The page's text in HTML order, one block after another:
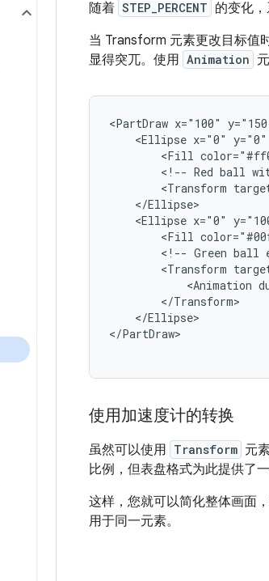
随着 STEP_PERCENT 的变化
当 Transform 元素更改目标值
显得突兀。使用 Animation
<PartDraw x="100"
<Ellipse x="0" y="0"
<Fill
<!-- Red ball
<Transform
<Ellipse x="0"
<Fill
<!-- Green ball
<Transform
<Animation
</Ellipse>
</PartDraw>
使用加速度计的转换
虽然可以使用 Transform 元
比例，但表盘格式为此提供了
这样，您就可以简化整体画面
用于同一元素。